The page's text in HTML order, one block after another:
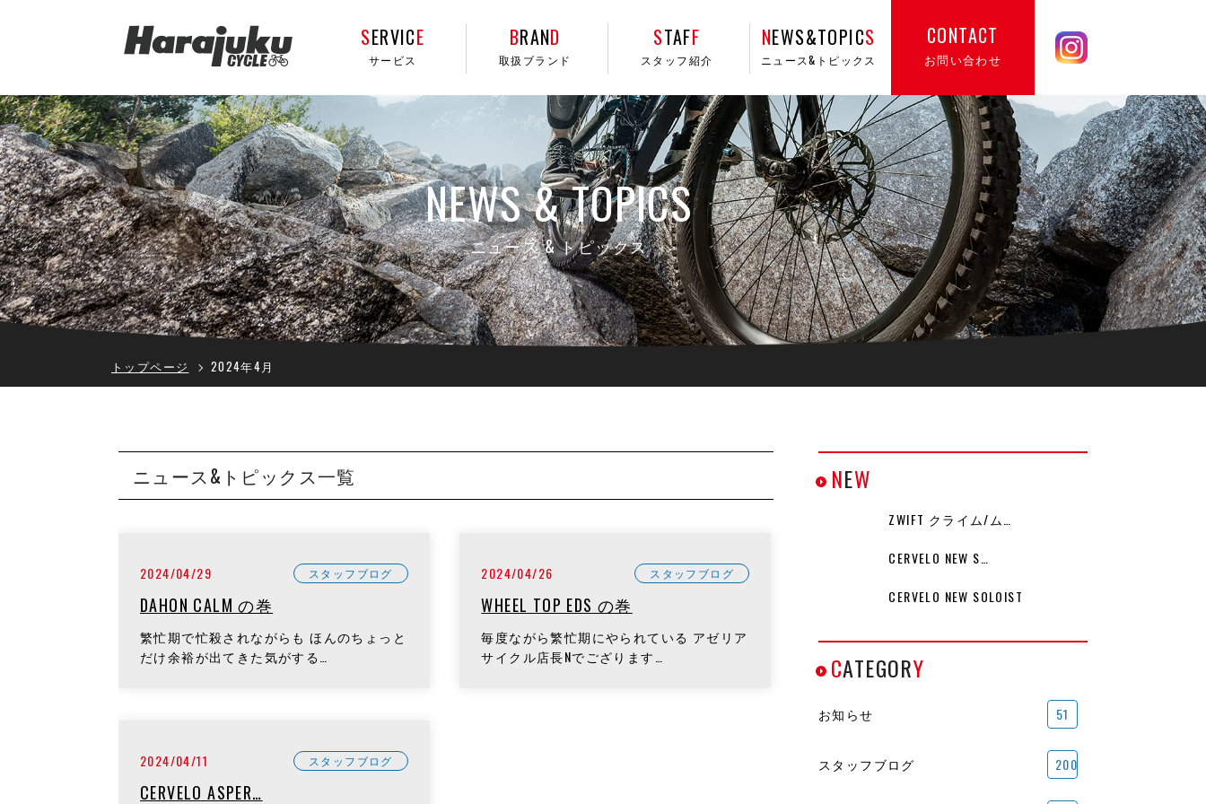
SERVICE
サービス
BRAND
取扱ブランド
STAFF
スタッフ紹介
NEWS&TOPICS
ニュース&トピックス
CONTACT
お問い合わせ
NEWS & TOPICS
ニュース & トピックス
トップページ 2024年4月
ニュース&トピックス一覧
2024/04/29 スタッフブログ
DAHON CALM の巻
繁忙期で忙殺されながらも ほんのちょっと
だけ余裕が出てきた気がする…
2024/04/26 スタッフブログ
WHEEL TOP EDS の巻
毎度ながら繁忙期にやられている アゼリア
サイクル店長Nでござります…
2024/04/11 スタッフブログ
CERVELO ASPER…
NEW
ZWIFT クライム/ム…
CERVELO NEW S…
CERVELO NEW SOLOIST
CATEGORY
お知らせ 51
スタッフブログ 200